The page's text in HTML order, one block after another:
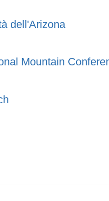
dell'Arizona
Mountain